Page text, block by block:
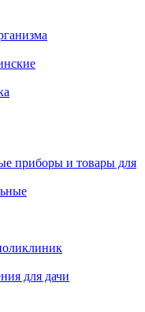
приборы и товары для
для дачи